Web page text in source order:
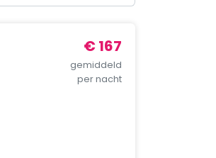
€ 167
gemiddeld
per nacht